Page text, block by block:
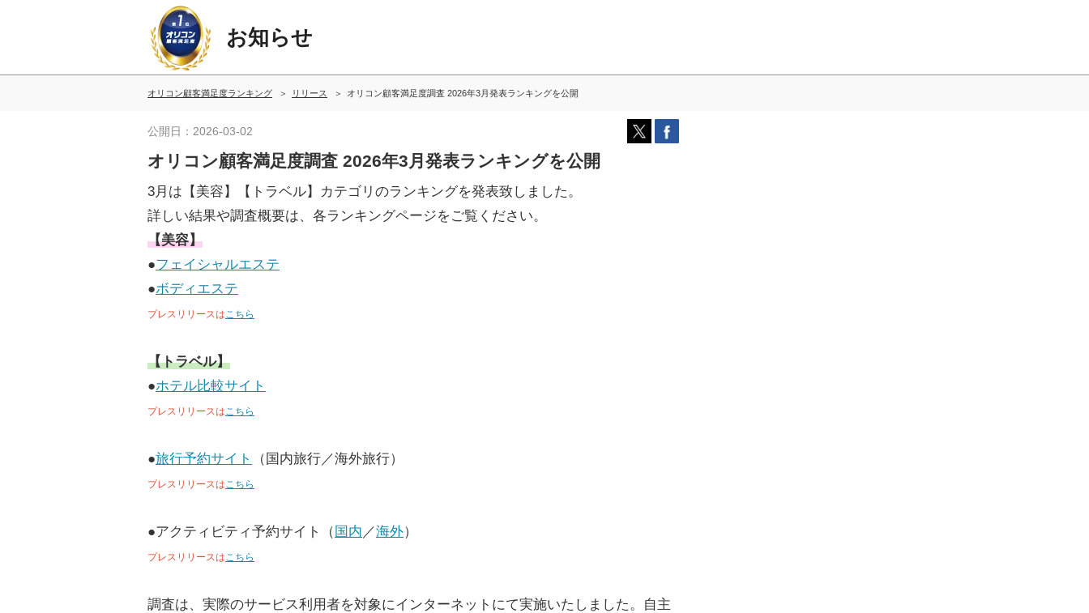
お知らせ
オリコン顧客満足度ランキング リリース オリコン顧客満足度調査 2026年3月発表ランキングを公開
公開日：2026-03-02
オリコン顧客満足度調査 2026年3月発表ランキングを公開
3月は【美容】【トラベル】カテゴリのランキングを発表致しました。
詳しい結果や調査概要は、各ランキングページをご覧ください。
【美容】
●フェイシャルエステ
●ボディエステ
プレスリリースはこちら
【トラベル】
●ホテル比較サイト
プレスリリースはこちら
●旅行予約サイト （国内旅行／海外旅行）
プレスリリースはこちら
●アクティビティ予約サイト（ 国内 ／海外）
プレスリリースはこちら
調査は、実際のサービス利用者を対象にインターネットにて実施いたしました。自主